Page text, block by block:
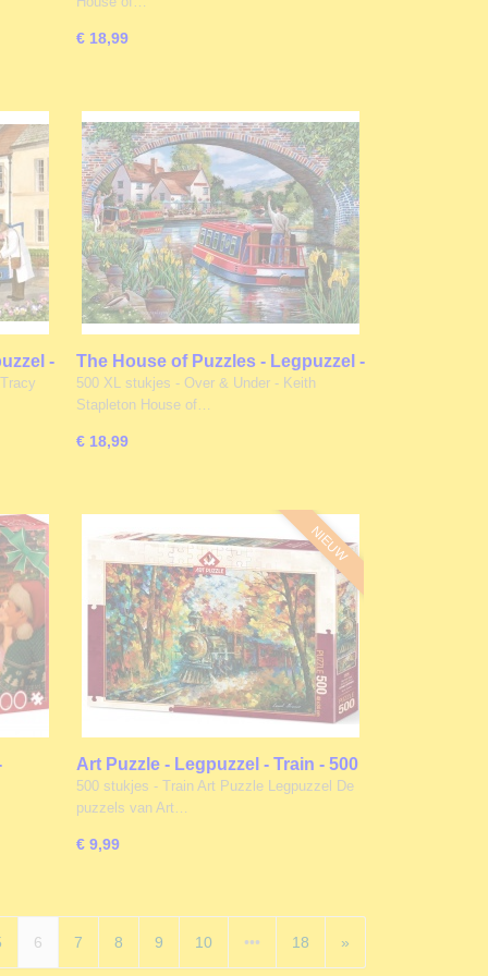
€ 18,99
-
The House of Puzzles - Legpuzzel -
Over & Under - 500 XL stukjes
500 XL stukjes - Over & Under - Keith
Stapleton House of…
€ 18,99
NIEUW
Art Puzzle - Legpuzzel - Train - 500
stukjes
500 stukjes - Train Art Puzzle Legpuzzel De
puzzels van Art…
€ 9,99
6 7 8 9 10 ••• 18 »